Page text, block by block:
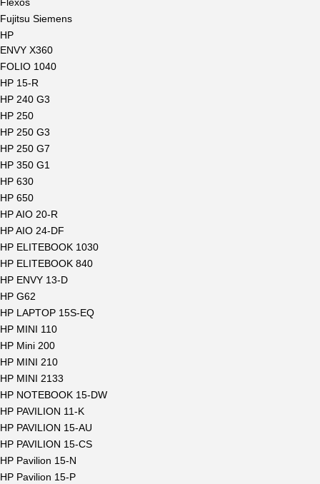
Fujitsu Siemens
HP
ENVY X360
FOLIO 1040
HP 15-R
HP 240 G3
HP 250
HP 250 G3
HP 250 G7
HP 350 G1
HP 630
HP 650
HP AIO 20-R
HP AIO 24-DF
HP ELITEBOOK 1030
HP ELITEBOOK 840
HP ENVY 13-D
HP G62
HP LAPTOP 15S-EQ
HP MINI 110
HP Mini 200
HP MINI 210
HP MINI 2133
HP NOTEBOOK 15-DW
HP PAVILION 11-K
HP PAVILION 15-AU
HP PAVILION 15-CS
HP Pavilion 15-N
HP Pavilion 15-P